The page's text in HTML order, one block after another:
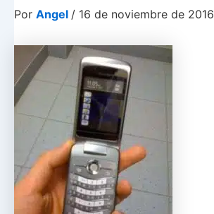
Por Angel / 16 de noviembre de 2016